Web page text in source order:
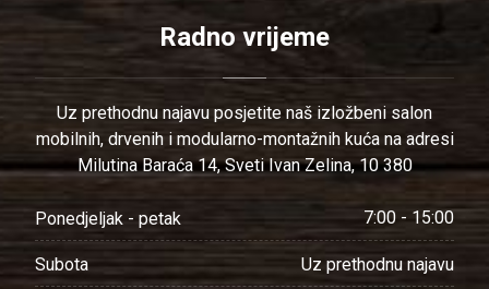
Radno vrijeme
Uz prethodnu najavu posjetite naš izložbeni salon
mobilnih, drvenih i modularno-montažnih kuća na adresi
Milutina Baraća 14, Sveti Ivan Zelina, 10 380
Ponedjeljak - petak 7:00 - 15:00
Subota Uz prethodnu najavu